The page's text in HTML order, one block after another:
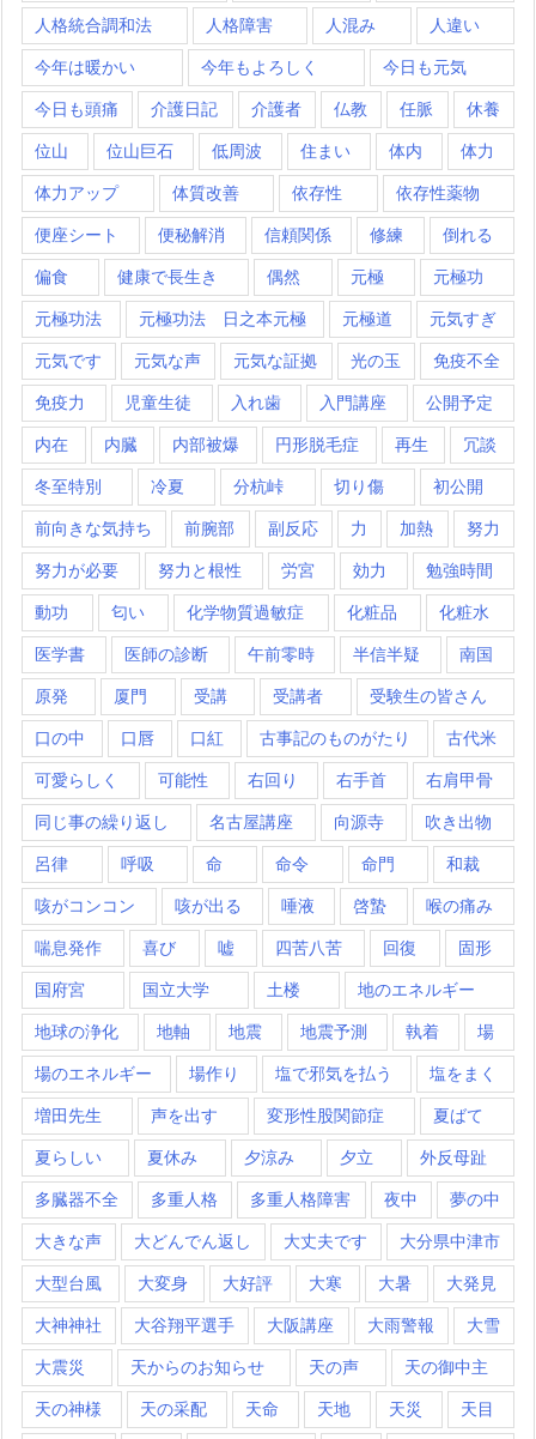
人格統合調和法 人格障害 人混み 人違い
今年は暖かい 今年もよろしく 今日も元気
今日も頭痛 介護日記 介護者 仏教 任脈 休養
位山 位山巨石 低周波 住まい 体内 体力
体力アップ 体質改善 依存性 依存性薬物
便座シート 便秘解消 信頼関係 修練 倒れる
偏食 健康で長生き 偶然 元極 元極功
元極功法 元極功法 日之本元極 元極道 元気すぎ
元気です 元気な声 元気な証拠 光の玉 免疫不全
免疫力 児童生徒 入れ歯 入門講座 公開予定
内在 内臓 内部被爆 円形脱毛症 再生 冗談
冬至特別 冷夏 分杭峠 切り傷 初公開
前向きな気持ち 前腕部 副反応 力 加熱 努力
努力が必要 努力と根性 労宮 効力 勉強時間
動功 匂い 化学物質過敏症 化粧品 化粧水
医学書 医師の診断 午前零時 半信半疑 南国
原発 厦門 受講 受講者 受験生の皆さん
口の中 口唇 口紅 古事記のものがたり 古代米
可愛らしく 可能性 右回り 右手首 右肩甲骨
同じ事の繰り返し 名古屋講座 向源寺 吹き出物
呂律 呼吸 命 命令 命門 和裁
咳がコンコン 咳が出る 唾液 啓蟄 喉の痛み
喘息発作 喜び 嘘 四苦八苦 回復 固形
国府宮 国立大学 土楼 地のエネルギー
地球の浄化 地軸 地震 地震予測 執着 場
場のエネルギー 場作り 塩で邪気を払う 塩をまく
増田先生 声を出す 変形性股関節症 夏ばて
夏らしい 夏休み 夕涼み 夕立 外反母趾
多臓器不全 多重人格 多重人格障害 夜中 夢の中
大きな声 大どんでん返し 大丈夫です 大分県中津市
大型台風 大変身 大好評 大寒 大暑 大発見
大神神社 大谷翔平選手 大阪講座 大雨警報 大雪
大震災 天からのお知らせ 天の声 天の御中主
天の神様 天の采配 天命 天地 天災 天目